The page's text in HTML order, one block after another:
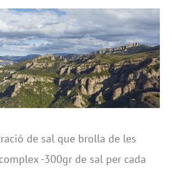
de sal que brolla de les
-300gr de sal per cada